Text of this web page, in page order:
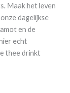
Maak het leven
dagelijkse
en de
echt
thee drinkt